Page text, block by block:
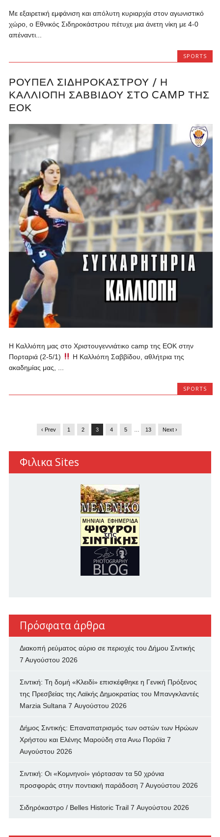
Με εξαιρετική εμφάνιση και απόλυτη κυριαρχία στον αγωνιστικό
χώρο, ο Εθνικός Σιδηροκάστρου πέτυχε μια άνετη νίκη με 4-0
απέναντι...
SPORTS
ΡΟΎΠΕΛ ΣΙΔΗΡΟΚΆΣΤΡΟΥ / Η
ΚΑΛΛΙΌΠΗ ΣΑΒΒΊΔΟΥ ΣΤΟ CAMP ΤΗΣ
ΕΟΚ
Η Καλλιόπη μας στο Χριστουγεννιάτικο camp της ΕΟΚ στην
Πορταριά (2-5/1)
Η Καλλιόπη Σαββίδου, αθλήτρια της
ακαδημίας μας, ...
SPORTS
‹ Prev 1 2 3 4 5 13 Next ›
Φιλικα Sites
Πρόσφατα άρθρα
Διακοπή ρεύματος αύριο σε περιοχές του Δήμου Σιντικής
7 Αυγούστου 2026
Σιντική: Τη δομή «Κλειδί» επισκέφθηκε η Γενική Πρόξενος
της Πρεσβείας της Λαϊκής Δημοκρατίας του Μπανγκλαντές
Marzia Sultana 7 Αυγούστου 2026
Δήμος Σιντικής: Επαναπατρισμός των oστών των Ηρώων
Χρήστου και Ελένης Μαρούδη στα Ανω Πορόϊα 7
Αυγούστου 2026
Σιντική: Οι «Κομνηνοί» γιόρτασαν τα 50 χρόνια
προσφοράς στην ποντιακή παράδοση 7 Αυγούστου 2026
Σιδηρόκαστρο / Belles Historic Trail 7 Αυγούστου 2026